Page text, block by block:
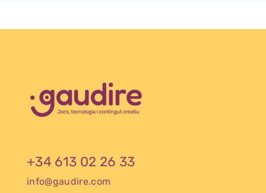
+34 613 02 26 33
info@gaudire.com